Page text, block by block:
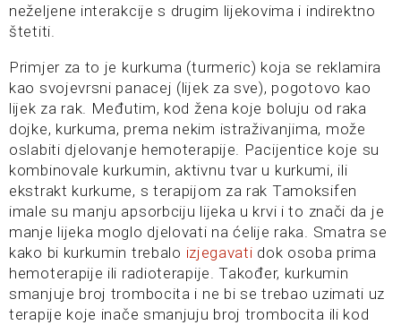
neželjene interakcije s drugim lijekovima i indirektno
štetiti.
Primjer za to je kurkuma (turmeric) koja se reklamira
kao svojevrsni panacej (lijek za sve), pogotovo kao
lijek za rak. Međutim, kod žena koje boluju od raka
dojke, kurkuma, prema nekim istraživanjima, može
oslabiti djelovanje hemoterapije. Pacijentice koje su
kombinovale kurkumin, aktivnu tvar u kurkumi, ili
ekstrakt kurkume, s terapijom za rak Tamoksifen
imale su manju apsorbciju lijeka u krvi i to znači da je
manje lijeka moglo djelovati na ćelije raka. Smatra se
kako bi kurkumin trebalo izjegavati dok osoba prima
hemoterapije ili radioterapije. Također, kurkumin
smanjuje broj trombocita i ne bi se trebao uzimati uz
terapije koje inače smanjuju broj trombocita ili kod